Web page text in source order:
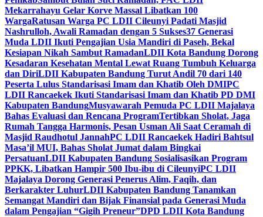
Mekarrahayu Gelar Korve Massal Libatkan 100
WargaRatusan Warga PC LDII Cileunyi Padati Masjid
Nashrulloh, Awali Ramadan dengan 5 Sukses37 Generasi
Muda LDII Ikuti Pengajian Usia Mandiri di Paseh, Bekal
Kesiapan Nikah Sambut RamadanLDII Kota Bandung Dorong
Kesadaran Kesehatan Mental Lewat Ruang Tumbuh Keluarga
dan DiriLDII Kabupaten Bandung Turut Andil 70 dari 140
Peserta Lulus Standarisasi Imam dan Khatib Oleh DMIPC
LDII Rancaekek Ikuti Standarisasi Imam dan Khatib PD DMI
Kabupaten BandungMusyawarah Pemuda PC LDII Majalaya
Bahas Evaluasi dan Rencana ProgramTertibkan Sholat, Jaga
Rumah Tangga Harmonis, Pesan Usman Ali Saat Ceramah di
Masjid Raudhotul JannahPC LDII Rancaekek Hadiri Bahtsul
Masa’il MUI, Bahas Sholat Jumat dalam Bingkai
PersatuanLDII Kabupaten Bandung Sosialisasikan Program
PPKK, Libatkan Hampir 500 Ibu-ibu di CileunyiPC LDII
Majalaya Dorong Generasi Penerus Alim, Faqih, dan
Berkarakter LuhurLDII Kabupaten Bandung Tanamkan
Semangat Mandiri dan Bijak Finansial pada Generasi Muda
dalam Pengajian “Gigih Preneur”DPD LDII Kota Bandung